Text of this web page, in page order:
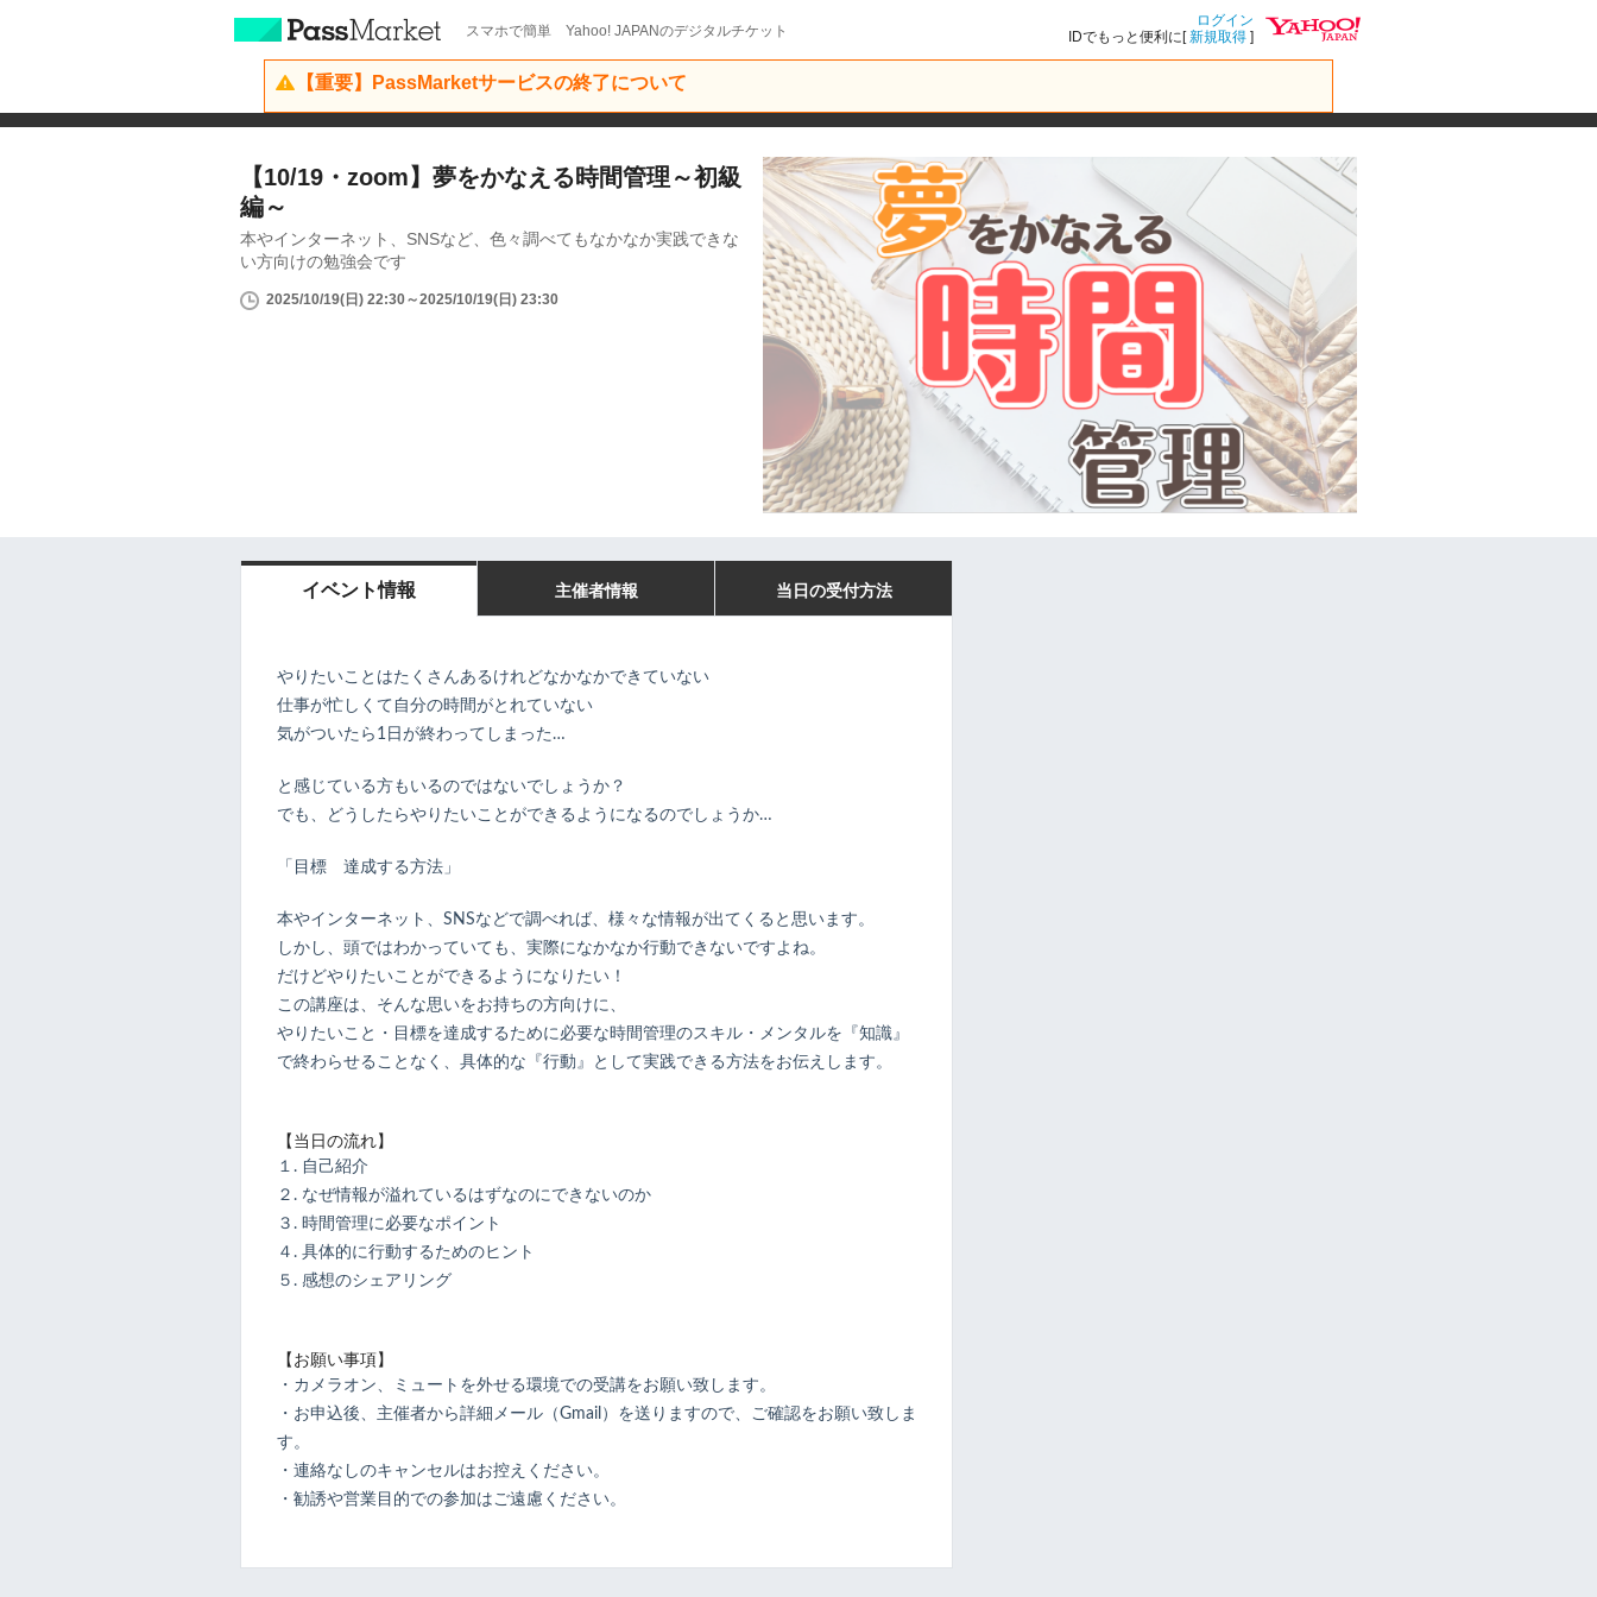
スマホで簡単 Yahoo! JAPANのデジタルチケット
ログイン
IDでもっと便利に[新規取得 ]
【重要】PassMarketサービスの終了について
【10/19・zoom】夢をかなえる時間管理～初級
編～
本やインターネット、SNSなど、色々調べてもなかなか実践できな
い方向けの勉強会です
2025/10/19(日) 22:30～2025/10/19(日) 23:30
イベント情報 主催者情報 当日の受付方法
やりたいことはたくさんあるけれどなかなかできていない
仕事が忙しくて自分の時間がとれていない
気がついたら1日が終わってしまった…
と感じている方もいるのではないでしょうか？
でも、どうしたらやりたいことができるようになるのでしょうか…
「目標 達成する方法」
本やインターネット、SNSなどで調べれば、様々な情報が出てくると思います。
しかし、頭ではわかっていても、実際になかなか行動できないですよね。
だけどやりたいことができるようになりたい！
この講座は、そんな思いをお持ちの方向けに、
やりたいこと・目標を達成するために必要な時間管理のスキル・メンタルを『知識』
で終わらせることなく、具体的な『行動』として実践できる方法をお伝えします。
【当日の流れ】
１. 自己紹介
２. なぜ情報が溢れているはずなのにできないのか
３. 時間管理に必要なポイント
４. 具体的に行動するためのヒント
５. 感想のシェアリング
【お願い事項】
・カメラオン、ミュートを外せる環境での受講をお願い致します。
・お申込後、主催者から詳細メール（Gmail）を送りますので、ご確認をお願い致しま
す。
・連絡なしのキャンセルはお控えください。
・勧誘や営業目的での参加はご遠慮ください。